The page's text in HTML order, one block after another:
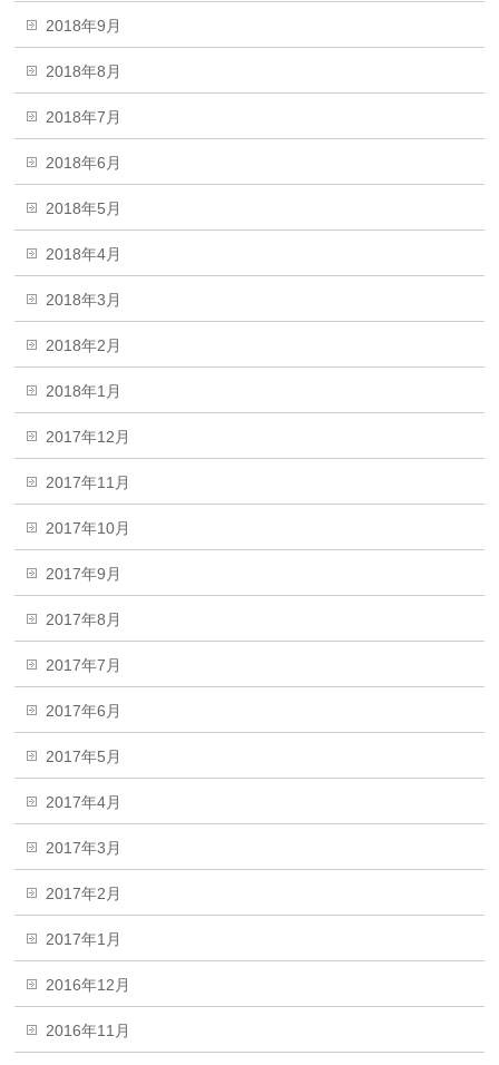
2018年9月
2018年8月
2018年7月
2018年6月
2018年5月
2018年4月
2018年3月
2018年2月
2018年1月
2017年12月
2017年11月
2017年10月
2017年9月
2017年8月
2017年7月
2017年6月
2017年5月
2017年4月
2017年3月
2017年2月
2017年1月
2016年12月
2016年11月